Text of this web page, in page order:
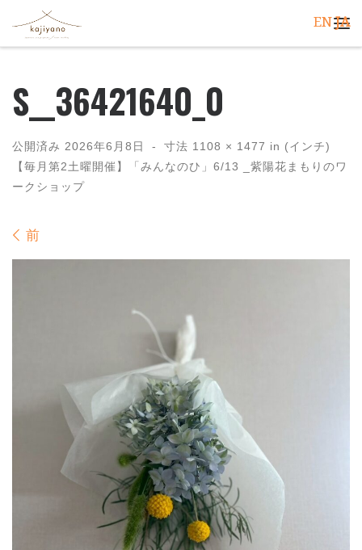
コンテンツへスキップ
S__36421640_0
公開済み 2026年6月8日 - 寸法 1108 × 1477 in (インチ)
【毎月第2土曜開催】「みんなのひ」6/13 _紫陽花まもりのワ
ークショップ
画像ナビゲーション
前
EN JA